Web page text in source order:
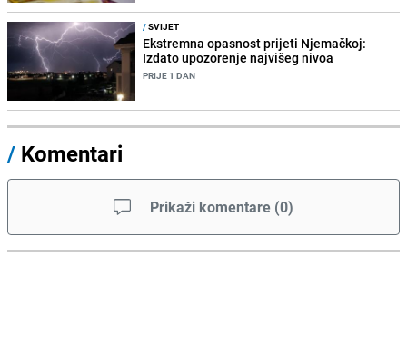
/SVIJET
Ekstremna opasnost prijeti Njemačkoj:
Izdato upozorenje najvišeg nivoa
PRIJE 1 DAN
/ Komentari
Prikaži komentare (0)